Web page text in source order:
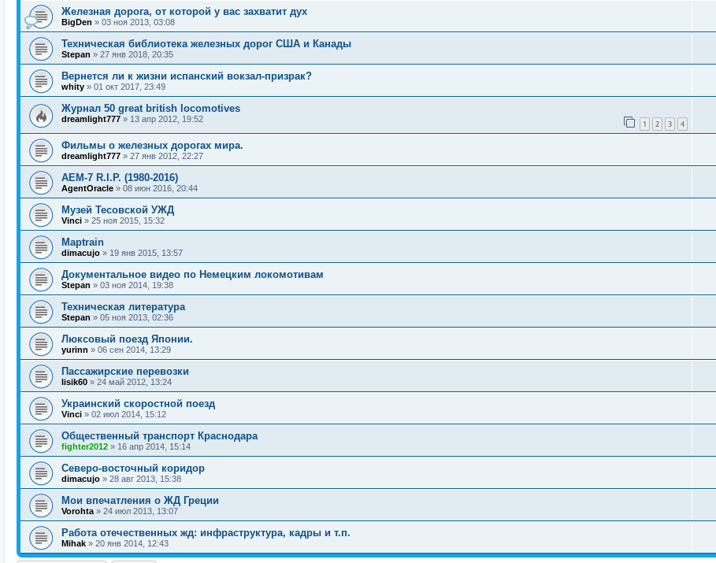
Железная дорога, от которой у вас захватит дух
BigDen » 03 ноя 2013, 03:08
Техническая библиотека железных дорог США и Канады
Stepan » 27 янв 2018, 20:35
Вернется ли к жизни испанский вокзал-призрак?
whity » 01 окт 2017, 23:49
Журнал 50 great british locomotives
dreamlight777 » 13 апр 2012, 19:52 1 2 3 4
Фильмы о железных дорогах мира.
dreamlight777 » 27 янв 2012, 22:27
AEM-7 R.I.P. (1980-2016)
AgentOracle » 08 июн 2016, 20:44
Музей Тесовской УЖД
Vinci » 25 ноя 2015, 15:32
Maptrain
dimacujo » 19 янв 2015, 13:57
Документальное видео по Немецким локомотивам
Stepan » 03 ноя 2014, 19:38
Техническая литература
Stepan » 05 ноя 2013, 02:36
Люксовый поезд Японии.
yurinn » 06 сен 2014, 13:29
Пассажирские перевозки
lisik60 » 24 май 2012, 13:24
Украинский скоростной поезд
Vinci » 02 июл 2014, 15:12
Общественный транспорт Краснодара
fighter2012 » 16 апр 2014, 15:14
Северо-восточный коридор
dimacujo » 28 авг 2013, 15:38
Мои впечатления о ЖД Греции
Vorohta » 24 июл 2013, 13:07
Работа отечественных жд: инфраструктура, кадры и т.п.
Mihak » 20 янв 2014, 12:43